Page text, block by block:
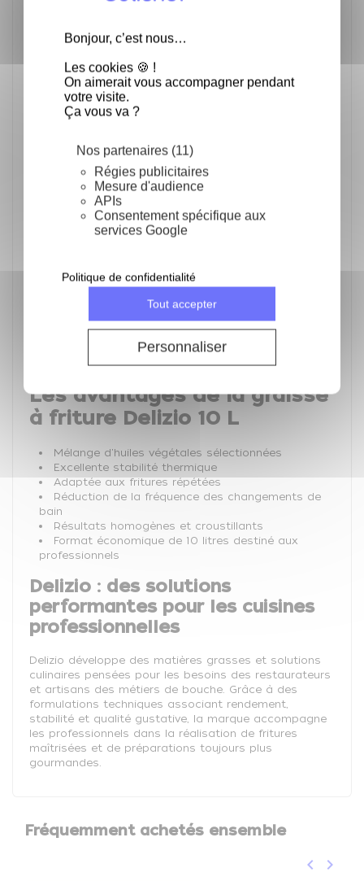
Bonjour, c’est nous…
Les cookies 🍪 !
On aimerait vous accompagner pendant
votre visite.
Ça vous va ?
Nos partenaires (11)
Régies publicitaires
Mesure d'audience
APIs
Consentement spécifique aux
services Google
Tout accepter
Personnaliser
Politique de confidentialité
Idéale pour les
professionnels de la
restauration
Brasseries
Restaurants traditionnels
Snacks et sandwicheries
Food trucks
Friteries
Cuisines collectives
Frites fraîches ou surgelées
Nuggets et produits panés
Beignets salés
Tempuras
Croquettes et spécialités apéritives
Les avantages de la graisse
à friture Delizio 10 L
Mélange d'huiles végétales sélectionnées
Excellente stabilité thermique
Adaptée aux fritures répétées
Réduction de la fréquence des changements de
bain
Résultats homogènes et croustillants
Format économique de 10 litres destiné aux
professionnels
Delizio : des solutions
performantes pour les cuisines
professionnelles
Delizio développe des matières grasses et solutions
culinaires pensées pour les besoins des restaurateurs
et artisans des métiers de bouche. Grâce à des
formulations techniques associant rendement,
stabilité et qualité gustative, la marque accompagne
les professionnels dans la réalisation de fritures
maîtrisées et de préparations toujours plus
gourmandes.
Fréquemment achetés ensemble
Précédent
keyboard_arrow_left keyboard_arrow_right